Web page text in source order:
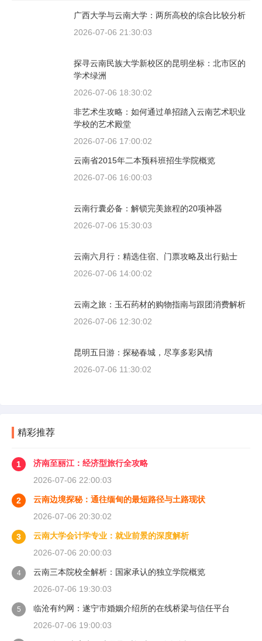
广西大学与云南大学：两所高校的综合比较分析
2026-07-06 21:30:03
探寻云南民族大学新校区的昆明坐标：北市区的
学术绿洲
2026-07-06 18:30:02
非艺术生攻略：如何通过单招踏入云南艺术职业
学校的艺术殿堂
2026-07-06 17:00:02
云南省2015年二本预科班招生学院概览
2026-07-06 16:00:03
云南行囊必备：解锁完美旅程的20项神器
2026-07-06 15:30:03
云南六月行：精选住宿、门票攻略及出行贴士
2026-07-06 14:00:02
云南之旅：玉石药材的购物指南与跟团消费解析
2026-07-06 12:30:02
昆明五日游：探秘春城，尽享多彩风情
2026-07-06 11:30:02
精彩推荐
1
济南至丽江：经济型旅行全攻略
2026-07-06 22:00:03
2
云南边境探秘：通往缅甸的最短路径与土路现状
2026-07-06 20:30:02
3
云南大学会计学专业：就业前景的深度解析
2026-07-06 20:00:03
4
云南三本院校全解析：国家承认的独立学院概览
2026-07-06 19:30:03
5
临沧有约网：遂宁市婚姻介绍所的在线桥梁与信任平台
2026-07-06 19:00:03